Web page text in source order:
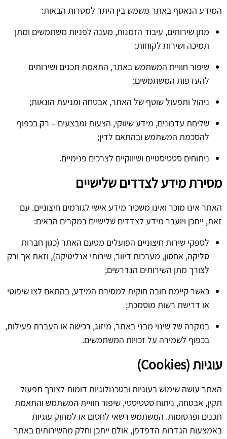
המידע הנאסף באתר משמש בין היתר למטרות הבאות:
מתן שירותים, עיבוד הזמנות, מענה לפניות משתמשים ומתן
תמיכה ושירות לקוחות;
שיפור חוויית המשתמש באתר, התאמת תכנים ושירותים
להעדפות המשתמשים;
ניהול ותפעול שוטף של האתר, אבטחה ומניעת הונאות;
שליחת עדכונים, מידע שיווקי, הצעות ומבצעים – רק בכפוף
להסכמת המשתמש ובהתאם לדין;
ניתוחים סטטיסטיים ושיווקיים לצרכים פנימיים.
מסירת מידע לצדדים שלישיים
האתר אינו מוכר ואינו משכיר מידע אישי לגורמים חיצוניים. עם
זאת, ייתכן ויועבר מידע לצדדים שלישיים במקרים הבאים:
לספקי שירות חיצוניים הפועלים מטעם האתר (כגון חברות
סליקה, אחסון, מערכות דיוור, שירותי אנליטיקה), וזאת אך ורק
לצורך מתן השירותים הנדרשים;
כאשר קיימת חובה חוקית למסירת המידע, בהתאם לצו שיפוטי
או דרישת רשות מוסמכת;
במקרה של שינוי מבני באתר, מיזוג, רכישה או העברת פעילות,
בכפוף לשמירה על זכויות המשתמשים.
עוגיות (Cookies)
האתר עושה שימוש בעוגיות ובטכנולוגיות דומות לצורך תפעול
תקין, אבטחה, ניתוח סטטיסטי, שיפור חוויית המשתמש והתאמת
תכנים ופרסומות. המשתמש רשאי לחסום או למחוק עוגיות
באמצעות הגדרות הדפדפן, אולם ייתכן וחלק מהשירותים באתר